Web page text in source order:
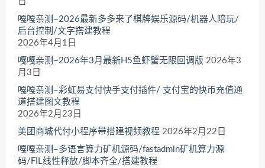
嘎嘎亲测–2026最新多多来了棋牌娱乐源码/机器人陪玩/
后台控制/文字搭建教程
2026年4月1日
嘎嘎亲测–2026年3月最新H5鱼虾蟹无限回调版 2026年3
月3日
嘎嘎亲测–彩虹易支付快手支付插件/ 支付宝的快币充值通
道搭建图文教程
2026年2月23日
美团商城代付小程序带搭建视频教程 2026年2月22日
嘎嘎亲测–多语言算力矿机源码/fastadmin矿机算力源
码/FIL线性释放/脚本齐全/搭建教程